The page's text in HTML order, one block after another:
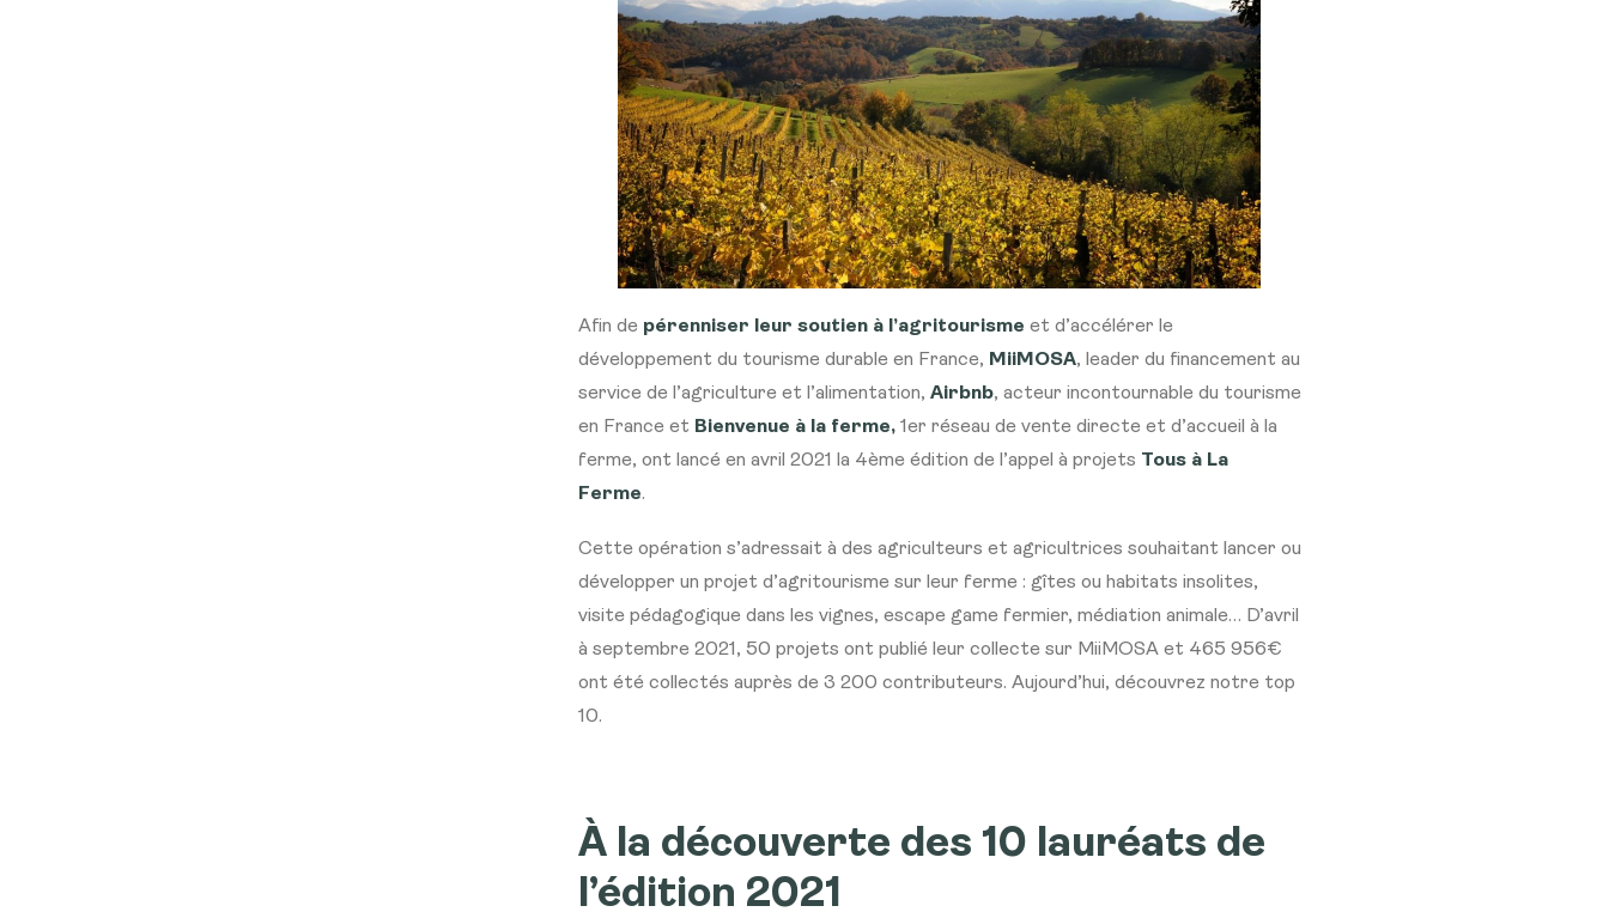
Afin de pérenniser leur soutien à l’agritourisme et d’accélérer le
développement du tourisme durable en France, MiiMOSA, leader du financement au
service de l’agriculture et l’alimentation, Airbnb, acteur incontournable du tourisme
en France et Bienvenue à la ferme,1er réseau de vente directe et d’accueil à la
ferme, ont lancé en avril 2021 la 4ème édition de l’appel à projets Tous à La
Ferme.
Cette opération s’adressait à des agriculteurs et agricultrices souhaitant lancer ou
développer un projet d’agritourisme sur leur ferme : gîtes ou habitats insolites,
visite pédagogique dans les vignes, escape game fermier, médiation animale… D’avril
à septembre 2021, 50 projets ont publié leur collecte sur MiiMOSA et 465 956€
ont été collectés auprès de 3 200 contributeurs. Aujourd’hui, découvrez notre top
10.
À la découverte des 10 lauréats de
l’édition 2021